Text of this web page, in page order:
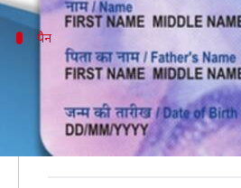
पैन
अब पैन और आधार का
आपकी जानकारी के लिए बता दें
इसका मतलब है कि अब आप
इसके अलावा आधार का इस्तेमाल